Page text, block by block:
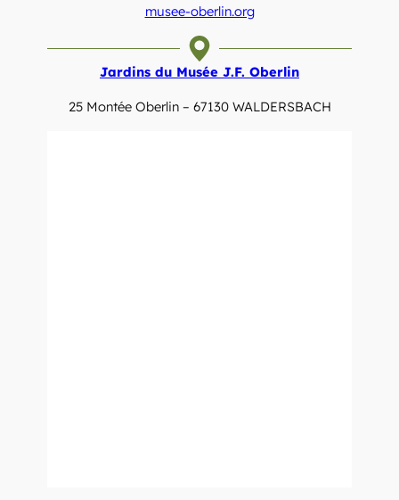
musee-oberlin.org
Jardins du Musée J.F. Oberlin
25 Montée Oberlin – 67130 WALDERSBACH